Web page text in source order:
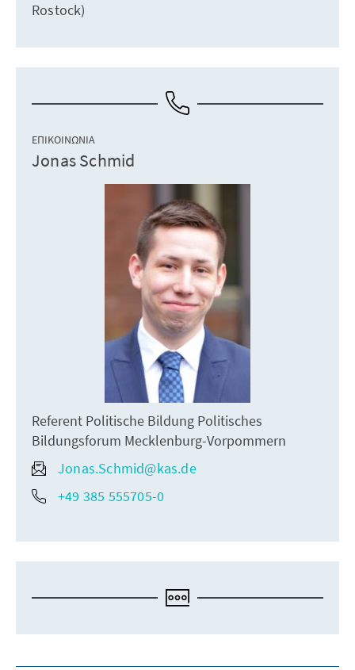
Rostock)
ΕΠΙΚΟΙΝΩΝΊΑ
Jonas Schmid
Referent Politische Bildung Politisches
Bildungsforum Mecklenburg-Vorpommern
Jonas.Schmid@kas.de
+49 385 555705-0